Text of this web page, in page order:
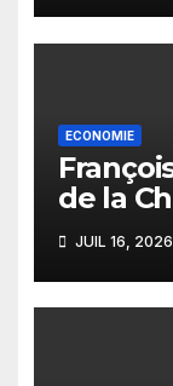
ECONOMIE
de la
« la
JUIL 16, 2026